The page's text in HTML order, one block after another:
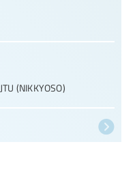
JTU (NIKKYOSO)